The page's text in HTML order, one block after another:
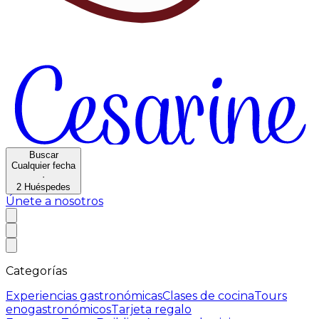
Buscar
Cualquier fecha
·
2 Huéspedes
Únete a nosotros
Categorías
Experiencias gastronómicasClases de cocinaTours
enogastronómicosTarjeta regalo